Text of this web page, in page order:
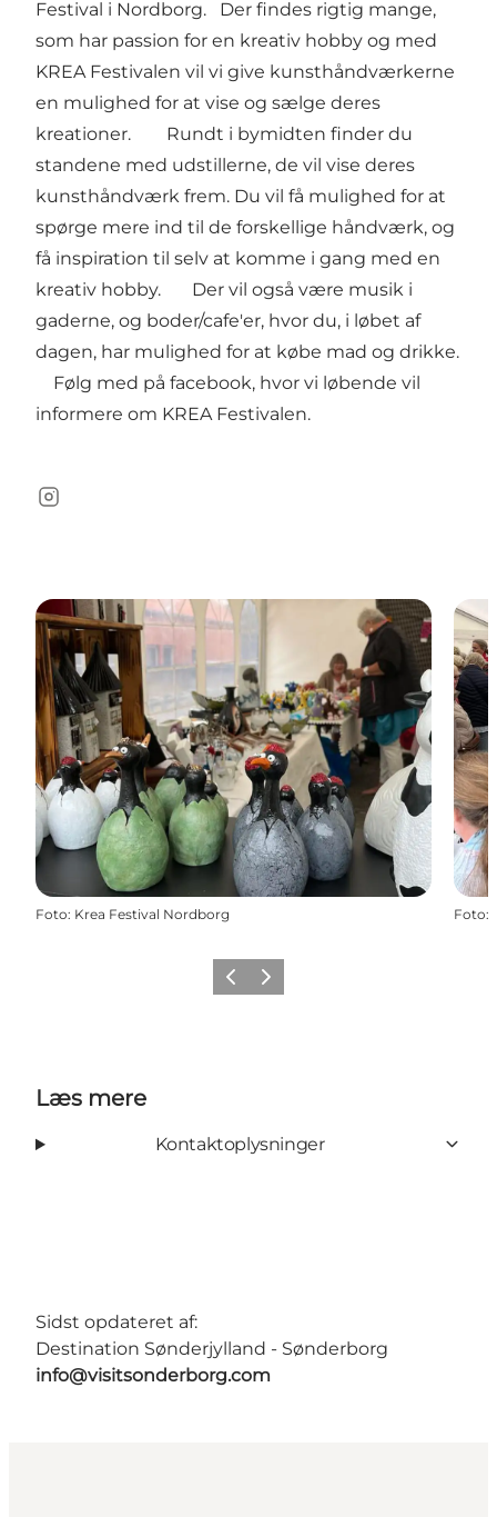
Festival i Nordborg. Der findes rigtig mange,
som har passion for en kreativ hobby og med
KREA Festivalen vil vi give kunsthåndværkerne
en mulighed for at vise og sælge deres
kreationer. Rundt i bymidten finder du
standene med udstillerne, de vil vise deres
kunsthåndværk frem. Du vil få mulighed for at
spørge mere ind til de forskellige håndværk, og
få inspiration til selv at komme i gang med en
kreativ hobby. Der vil også være musik i
gaderne, og boder/cafe'er, hvor du, i løbet af
dagen, har mulighed for at købe mad og drikke.
Følg med på facebook, hvor vi løbende vil
informere om KREA Festivalen.
Instagram
Foto: Krea Festival Nordborg Foto:
ForrigeNæste
Læs mere
Kontaktoplysninger
Sidst opdateret af:
Destination Sønderjylland - Sønderborg
info@visitsonderborg.com